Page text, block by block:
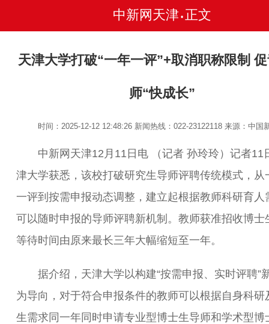
中新网天津 • 正文
天津大学打破“一年一评”+取消职称限制
师“快成长”
时间：2025-12-12 12:48:26 新闻热线：022-23122118来源：中国
中新网天津12月11日电 （记者 孙玲玲）记者11
津大学获悉，该校打破研究生导师评聘传统模式，从
一评到按需申报动态调整，建立起根据教师科研育人
可以随时申报的导师评聘新机制。教师获准招收博士
等待时间由原来最长三年大幅缩短至一年。
据介绍，天津大学以构建“按需申报、实时评聘”
为导向，对于符合申报条件的教师可以根据自身科研
生需求同一年同时申请专业型博士生导师和学术型博